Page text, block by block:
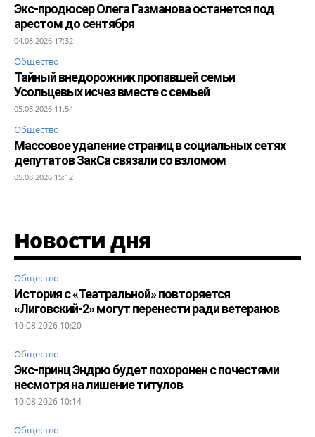
Экс-продюсер Олега Газманова останется под
арестом до сентября
04.08.2026 17:32
Общество
Тайный внедорожник пропавшей семьи
Усольцевых исчез вместе с семьей
05.08.2026 11:54
Общество
Массовое удаление страниц в социальных сетях
депутатов ЗакСа связали со взломом
05.08.2026 15:12
Новости дня
Общество
История с «Театральной» повторяется
«Лиговский-2» могут перенести ради ветеранов
10.08.2026 10:20
Общество
Экс-принц Эндрю будет похоронен с почестями
несмотря на лишение титулов
10.08.2026 10:14
Общество